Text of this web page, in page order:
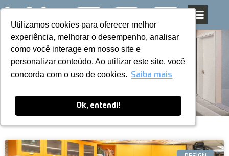
Utilizamos cookies para oferecer melhor
experiência, melhorar o desempenho, analisar
como você interage em nosso site e
personalizar conteúdo. Ao utilizar este site, você
concorda com o uso de cookies. Saiba mais
Ok, entendi!
Utilizamos cookies para oferecer melhor
experiência, melhorar o desempenho, analisar
como você interage em nosso site e
personalizar conteúdo. Ao utilizar este site, você
concorda com o uso de cookies. Saiba mais
Ok, entendi!
Pular
para
o
conteúdo
Blog